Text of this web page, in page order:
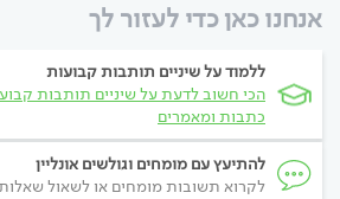
אנחנו כאן כדי לעזור לך
ללמוד על שיניים תותבות קבועות
הכי חשוב לדעת על שיניים תותבות
כתבות ומאמרים
להתיעץ עם מומחים וגולשים אונליין
לקרוא תשובות מומחים או לשאול